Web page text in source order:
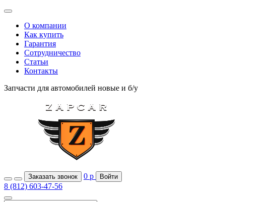
О компании
Как купить
Гарантия
Сотрудничество
Статьи
Контакты
Запчасти для автомобилей новые и б/у
Заказать звонок 0 р Войти
8 (812) 603-47-56